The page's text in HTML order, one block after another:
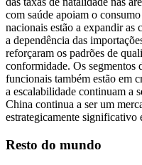
com saúde apoiam o
nacionais estão a expandir as
a dependência das
reforçaram os padrões de
conformidade. Os segmentos
funcionais também estão em
a escalabilidade continuam a
China continua a ser um
estrategicamente significativo
Resto do mundo